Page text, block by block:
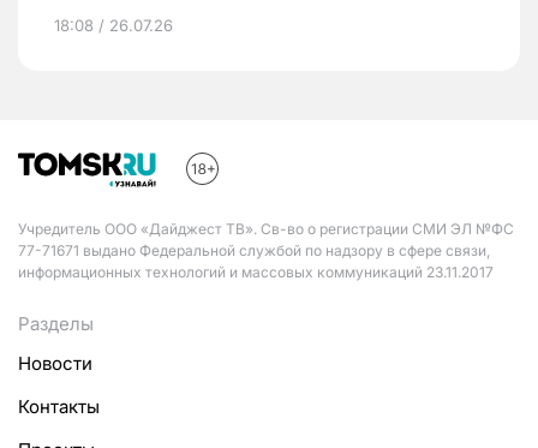
18:08 / 26.07.26
Учредитель ООО «Дайджест ТВ». Св-во о регистрации СМИ ЭЛ №ФС
77-71671 выдано Федеральной службой по надзору в сфере связи,
информационных технологий и массовых коммуникаций 23.11.2017
Разделы
Новости
Контакты